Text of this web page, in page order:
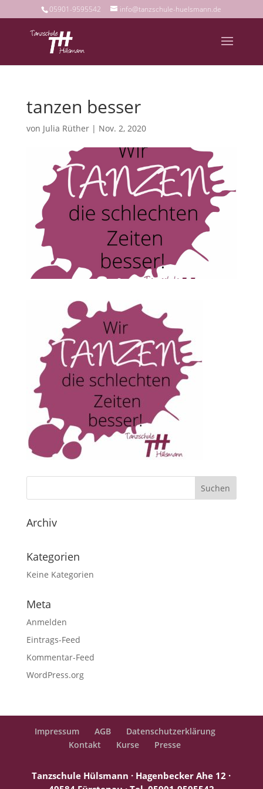
05901-9595542 info@tanzschule-huelsmann.de
tanzen besser
von Julia Rüther| Nov. 2, 2020
Archiv
Kategorien
Keine Kategorien
Meta
Anmelden
Eintrags-Feed
Kommentar-Feed
WordPress.org
Impressum AGB
Datenschutzerklärung
Kontakt
Kurse Presse
Tanzschule Hülsmann · Hagenbecker Ahe 12 ·